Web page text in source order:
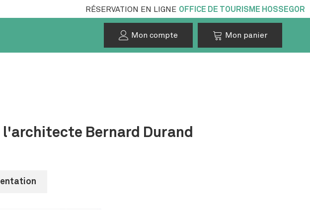
RÉSERVATION EN LIGNE OFFICE DE TOURISME HOSSEGOR
Mon compte Mon panier
l'architecte Bernard Durand